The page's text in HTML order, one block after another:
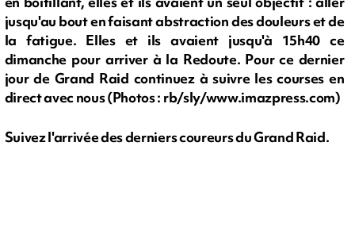
jusqu'au bout en faisant abstraction des douleurs et de
la fatigue. Elles et ils avaient jusqu'à 15h40 ce
dimanche pour arriver à la Redoute. Pour ce dernier
jour de Grand Raid continuez à suivre les courses en
direct avec nous (Photos : rb/sly/www.imazpress.com)
Suivez l'arrivée des derniers coureurs du Grand Raid.